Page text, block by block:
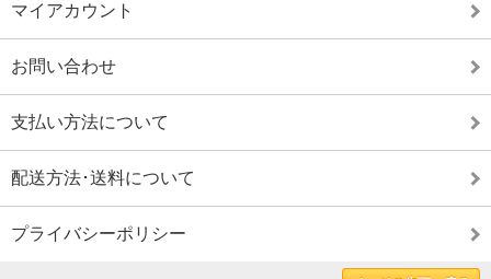
マイアカウント
お問い合わせ
支払い方法について
配送方法･送料について
プライバシーポリシー